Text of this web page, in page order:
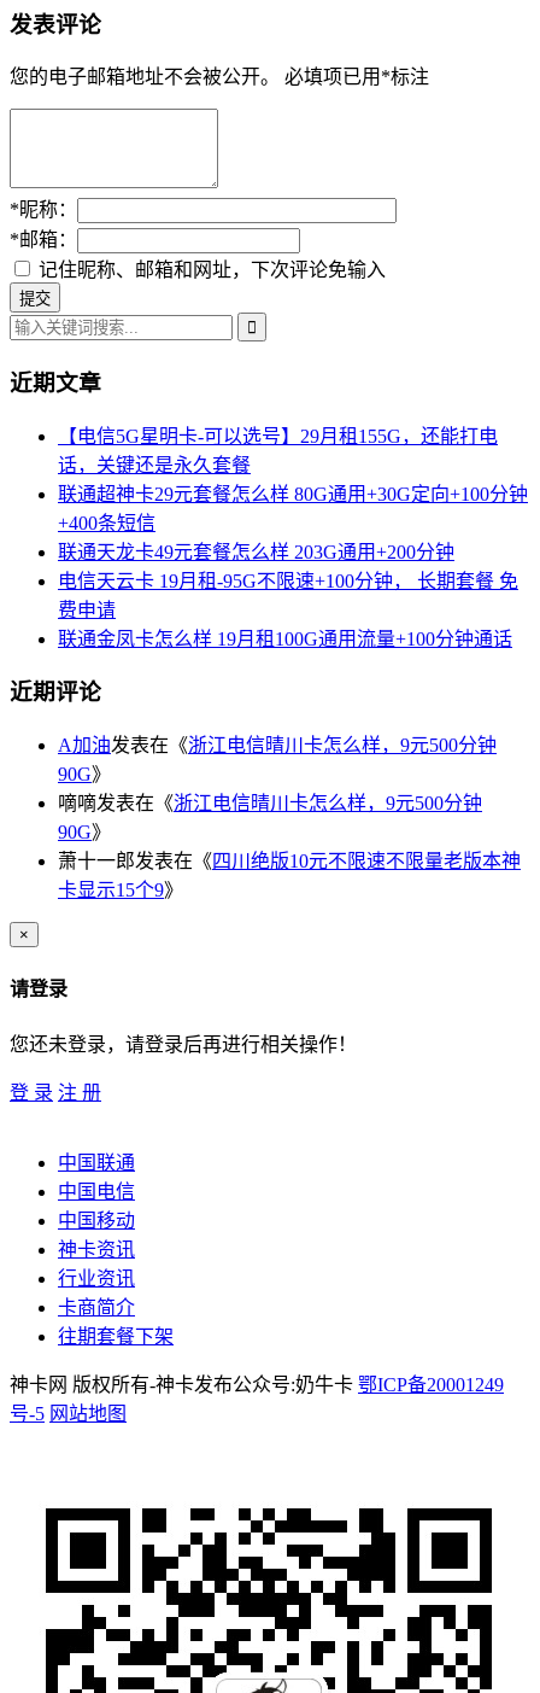
发表评论
您的电子邮箱地址不会被公开。 必填项已用 *标注
*昵称：
*邮箱：
记住昵称、邮箱和网址，下次评论免输入
近期文章
【电信5G星明卡-可以选号】29月租155G，还能打电
话，关键还是永久套餐
联通超神卡29元套餐怎么样 80G通用+30G定向+100分钟
+400条短信
联通天龙卡49元套餐怎么样 203G通用+200分钟
电信天云卡 19月租-95G不限速+100分钟， 长期套餐 免
费申请
联通金凤卡怎么样 19月租100G通用流量+100分钟通话
近期评论
A加油发表在《浙江电信晴川卡怎么样，9元500分钟
90G》
嘀嘀发表在《浙江电信晴川卡怎么样，9元500分钟
90G》
萧十一郎发表在《四川绝版10元不限速不限量老版本神
卡显示15个9》
×
请登录
您还未登录，请登录后再进行相关操作！
登 录 注 册
中国联通
中国电信
中国移动
神卡资讯
行业资讯
卡商简介
往期套餐下架
神卡网 版权所有-神卡发布公众号:奶牛卡 鄂ICP备20001249
号-5 网站地图